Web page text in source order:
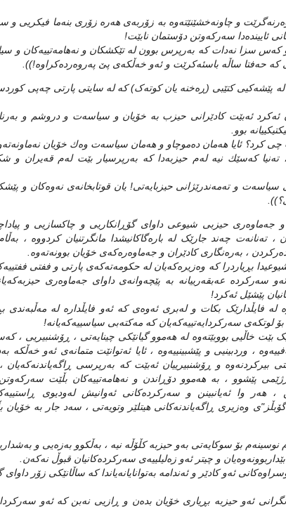
و چاونه‌خشێنێته‌وه‌ به زۆربه‌ی هه‌ره‌ زۆری بنه‌ما فيكريی و
ئايينده‌دا سه‌ركه‌وتن دۆستمان نابێت!
سزا نه‌دات كه‌ به‌رپرس بوون له‌ تێكشكان و نه‌هامه‌تييه‌كان و
كه‌ حه‌فتا ساڵه‌ باسئه‌كرێت و ئه‌و خه‌ڵكه‌ی پێ په‌روه‌رده‌كراوه‌!‌)).
پێشه‌کیی کتێبی (ڕه‌خنه‌ یان کوته‌ک) که‌ له‌ سایتی پارتی چه‌پی
ئه‌كرد ئه‌بێت كادێرانی حيزب به‌ خۆيان و سياسه‌ت و دروشم و
بوو.
چی كرد؟ ئايا هه‌مان ده‌موچاو و هه‌مان سياسه‌ت وه‌ك خۆيان
، ته‌نيا كه‌سێك نيه‌ له‌م حيزبه‌دا كه‌ به‌رپرسيار بێت له‌م قه‌يران
سياسه‌ت و ته‌مه‌ندرێژانی حيزبايه‌تی! يان قوتابخانه‌ی نه‌وه‌كان و
و جه‌ماوه‌ری حیزبی شیوعی داوای گۆڕانکاریی و چاکسازیی و
، ته‌نانه‌ت چه‌ند جارێک له‌ باره‌گاکانیشدا مانگرتنیان کردووه‌ ،
، به‌ره‌نگاری کادێران و جه‌ماوه‌ره‌که‌ی خۆیان بوونه‌ته‌وه‌.
بڕیاردرا که‌ وه‌زیره‌که‌یان له‌ حکومه‌ته‌که‌ی پارتی و ففتی
، به‌ڵام ئه‌و سه‌رکرده‌ عه‌بقه‌رییانه‌ به‌ پێچه‌وانه‌ی داوای جه‌ماوه‌ری
پێشێل ئه‌کرد!
له‌ فایڵدارێک بکات و له‌بری ئه‌وه‌ی که‌ ئه‌و فایڵداره‌ له‌ مه‌ڵبه‌ندی
بۆ لوتکه‌ی سه‌رکردایه‌تییه‌که‌یان که‌ مه‌کته‌بی سیاسییه‌که‌یانه‌!
خاڵیی بووبێته‌وه‌ له‌ هه‌موو گیانێکی چینایه‌تی ، ڕۆشنبیریی ،
، وردبینیی و پێشبینییه‌‌وه‌ ، ئایا ئه‌توانێت متمانه‌ی ئه‌و خه‌ڵکه‌
بیرکردنه‌وه‌ و ڕۆشنبیرییان ئه‌بێت که‌ به‌رپرسی
پێشوو ، به‌ هه‌موو دۆڕاندن و نه‌هامه‌تییه‌کان بڵێت
هه‌ر وا ئه‌یانبینن و سه‌رکرده‌کانی ئه‌وانیش له‌ودیوی
وه‌زیری ڕاگه‌یاندنه‌کانی هیتلێر وتویه‌تی ، سه‌د جار به‌ خۆیان
نوسینه‌م بۆ سوکایه‌تی به‌و حیزبه‌ کڵۆڵه‌ نیه‌ ، به‌ڵکوو به‌زه‌یی و
و چیتر ئه‌و زه‌لیلییه‌ی سه‌رکرده‌کانیان قبوڵ نه‌که‌ن.
ئه‌و کادێر و ئه‌ندامه‌ به‌توانایانه‌یاندا که‌ ساڵانێکی زۆر
ئه‌و حیزبه‌ بڕیاری خۆیان بده‌ن و ڕازیی نه‌بن که‌ ئه‌و